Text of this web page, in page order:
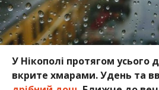
Вранці буде +7… +9 °С. Вдень
°С, а ввечері синоптики